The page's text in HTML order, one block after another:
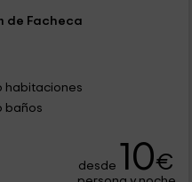
de Facheca
habitaciones
baños
desde 10€